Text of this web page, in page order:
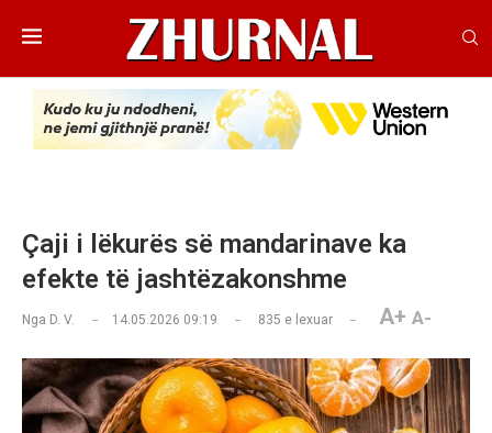
Çaji i lëkurës së mandarinave ka
efekte të jashtëzakonshme
Nga D. V. 14.05.2026 09:19 835 e lexuar A+ A-